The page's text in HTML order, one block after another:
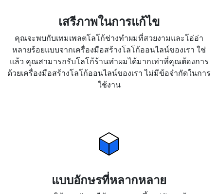
เสรีภาพในการแก้ไข
คุณจะพบกับเทมเพลตโลโก้ช่างทำผมที่สวยงามและโอ่อ่า
หลายร้อยแบบจากเครื่องมือสร้างโลโก้ออนไลน์ของเรา ใช่
แล้ว คุณสามารถรับโลโก้ร้านทำผมได้มากเท่าที่คุณต้องการ
ด้วยเครื่องมือสร้างโลโก้ออนไลน์ของเรา ไม่มีข้อจำกัดในการ
ใช้งาน
แบบอักษรที่หลากหลาย